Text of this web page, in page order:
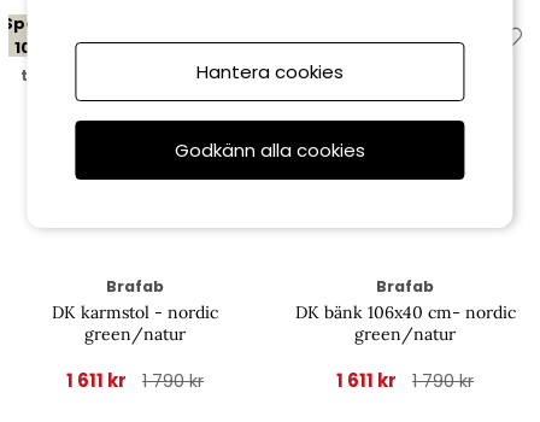
Spara
10%
till 16/8
Brafab
DK karmstol - nordic
green/natur
1 611 kr 1 790 kr
10%
till 16/8
Brafab
DK bänk 106x40 cm- nordic
green/natur
1 611 kr 1 790 kr
Hantera cookies
Godkänn alla cookies